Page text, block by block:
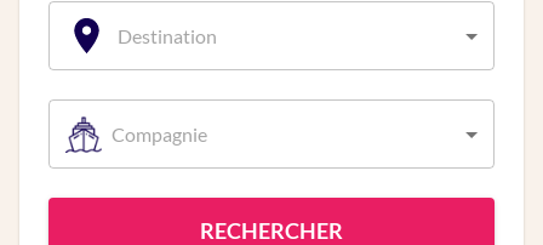
Destination
Compagnie
RECHERCHER